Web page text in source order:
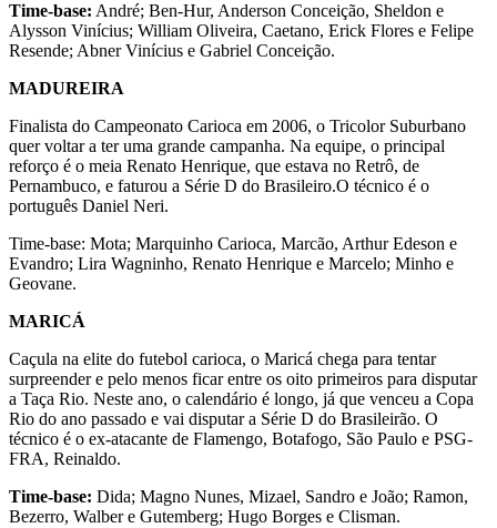
Time-base: André; Ben-Hur, Anderson Conceição, Sheldon e
Alysson Vinícius; William Oliveira, Caetano, Erick Flores e Felipe
Resende; Abner Vinícius e Gabriel Conceição.
MADUREIRA
Finalista do Campeonato Carioca em 2006, o Tricolor Suburbano
quer voltar a ter uma grande campanha. Na equipe, o principal
reforço é o meia Renato Henrique, que estava no Retrô, de
Pernambuco, e faturou a Série D do Brasileiro.O técnico é o
português Daniel Neri.
Time-base: Mota; Marquinho Carioca, Marcão, Arthur Edeson e
Evandro; Lira Wagninho, Renato Henrique e Marcelo; Minho e
Geovane.
MARICÁ
Caçula na elite do futebol carioca, o Maricá chega para tentar
surpreender e pelo menos ficar entre os oito primeiros para disputar
a Taça Rio. Neste ano, o calendário é longo, já que venceu a Copa
Rio do ano passado e vai disputar a Série D do Brasileirão. O
técnico é o ex-atacante de Flamengo, Botafogo, São Paulo e PSG-
FRA, Reinaldo.
Time-base: Dida; Magno Nunes, Mizael, Sandro e João; Ramon,
Bezerro, Walber e Gutemberg; Hugo Borges e Clisman.